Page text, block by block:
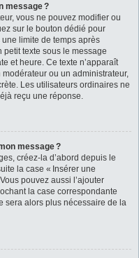
message ?
vous ne pouvez modifier ou
sur le bouton dédié pour
limite de temps après
texte sous le message
et heure. Ce texte n’apparaît
ou un administrateur,
Les utilisateurs ordinaires ne
reçu une réponse.
message ?
créez-la d’abord depuis le
la case « Insérer une
pouvez aussi l’ajouter
la case correspondante
sera alors plus nécessaire de la